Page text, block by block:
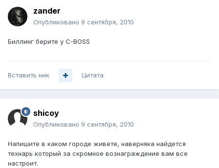
zander
Опубликовано 9 сентября, 2010
Биллинг берите у C-BOSS
Вставить ник Цитата
shicoy
Опубликовано 9 сентября, 2010
Напишите в каком городе живете, наверняка найдется
технарь который за скромное вознаграждение вам все
настроит.